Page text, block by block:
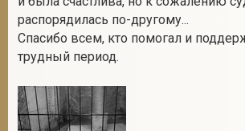
распорядилась по-другому...
Спасибо всем, кто помогал и
трудный период.